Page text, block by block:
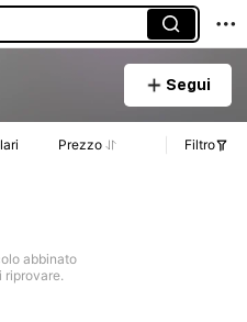
Segui
Prezzo Filtro
abbinato
riprovare.